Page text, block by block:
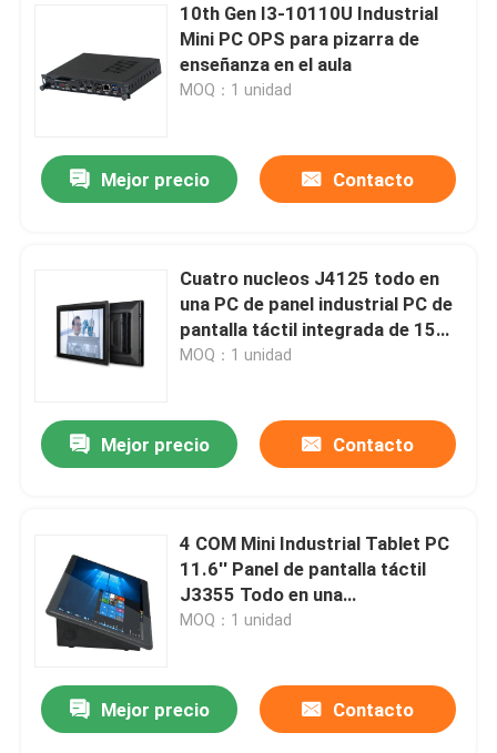
10th Gen I3-10110U Industrial
Mini PC OPS para pizarra de
enseñanza en el aula
MOQ：1 unidad
Mejor precio Contacto
Cuatro nucleos J4125 todo en
una PC de panel industrial PC de
pantalla táctil integrada de 15
pulgadas
MOQ：1 unidad
Mejor precio Contacto
4 COM Mini Industrial Tablet PC
11.6'' Panel de pantalla táctil
J3355 Todo en una
computadora
MOQ：1 unidad
Mejor precio Contacto